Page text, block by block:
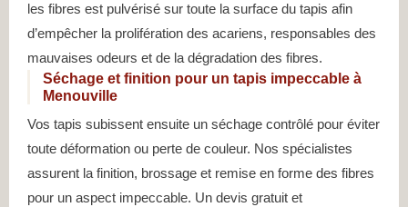
les fibres est pulvérisé sur toute la surface du tapis afin
d’empêcher la prolifération des acariens, responsables des
mauvaises odeurs et de la dégradation des fibres.
Séchage et finition pour un tapis impeccable à
Menouville
Vos tapis subissent ensuite un séchage contrôlé pour éviter
toute déformation ou perte de couleur. Nos spécialistes
assurent la finition, brossage et remise en forme des fibres
pour un aspect impeccable. Un devis gratuit et